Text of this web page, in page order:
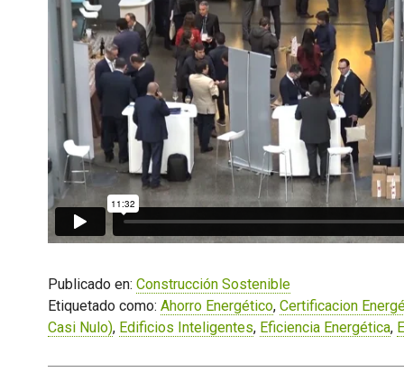
Publicado en: Construcción Sostenible
Etiquetado como: Ahorro Energético, Certificacion
Casi Nulo), Edificios Inteligentes, Eficiencia Energética,